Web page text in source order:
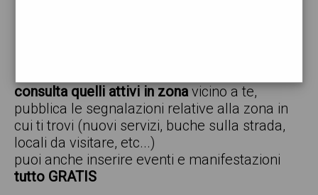
consulta quelli attivi in zonavicino a te,
pubblica le segnalazioni relative alla zona in
cui ti trovi (nuovi servizi, buche sulla strada,
locali da visitare, etc...)
puoi anche inserire eventi e manifestazioni
tutto GRATIS